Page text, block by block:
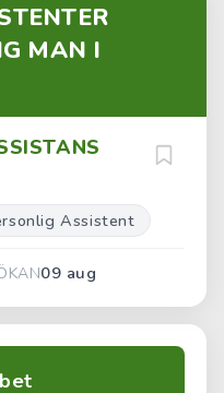
MAN I
Assistent
09 aug